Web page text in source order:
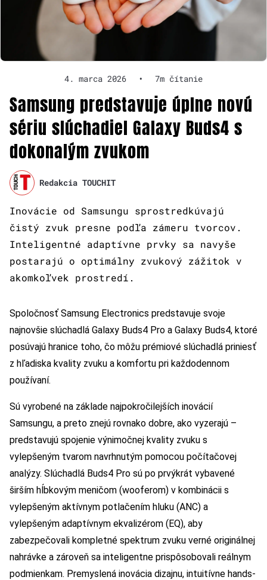
4. marca 2026 • 7m čítanie
Samsung predstavuje úplne novú
sériu slúchadiel Galaxy Buds4 s
dokonalým zvukom
Redakcia TOUCHIT
Inovácie od Samsungu sprostredkúvajú
čistý zvuk presne podľa zámeru tvorcov.
Inteligentné adaptívne prvky sa navyše
postarajú o optimálny zvukový zážitok v
akomkoľvek prostredí.
Spoločnosť Samsung Electronics predstavuje svoje
najnovšie slúchadlá Galaxy Buds4 Pro a Galaxy Buds4, ktoré
posúvajú hranice toho, čo môžu prémiové slúchadlá priniesť
z hľadiska kvality zvuku a komfortu pri každodennom
používaní.
Sú vyrobené na základe najpokročilejších inovácií
Samsungu, a preto znejú rovnako dobre, ako vyzerajú –
predstavujú spojenie výnimočnej kvality zvuku s
vylepšeným tvarom navrhnutým pomocou počítačovej
analýzy. Slúchadlá Buds4 Pro sú po prvýkrát vybavené
širším hĺbkovým meničom (wooferom) v kombinácii s
vylepšeným aktívnym potlačením hluku (ANC) a
vylepšeným adaptívnym ekvalizérom (EQ), aby
zabezpečovali kompletné spektrum zvuku verné originálnej
nahrávke a zároveň sa inteligentne prispôsobovali reálnym
podmienkam. Premyslená inovácia dizajnu, intuitívne hands-